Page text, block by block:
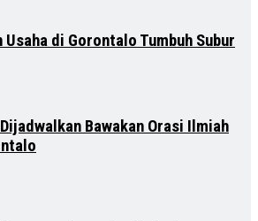
Usaha di Gorontalo Tumbuh Subur
Bawakan Orasi Ilmiah